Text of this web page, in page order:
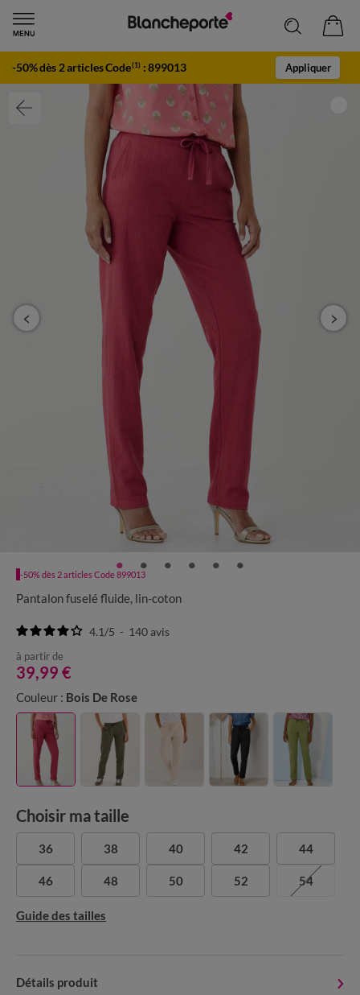
-50% dès 2 articles Code(1) :899013 Appliquer
-50% dès 2 articles Code 899013
Pantalon fuselé fluide, lin-coton
4.1/5 - 140avis
à partir de
39,99 €
Couleur : Bois De Rose
Choisir ma taille
36 38 40 42 44
46 48 50 52 54
Guide des tailles
Détails produit